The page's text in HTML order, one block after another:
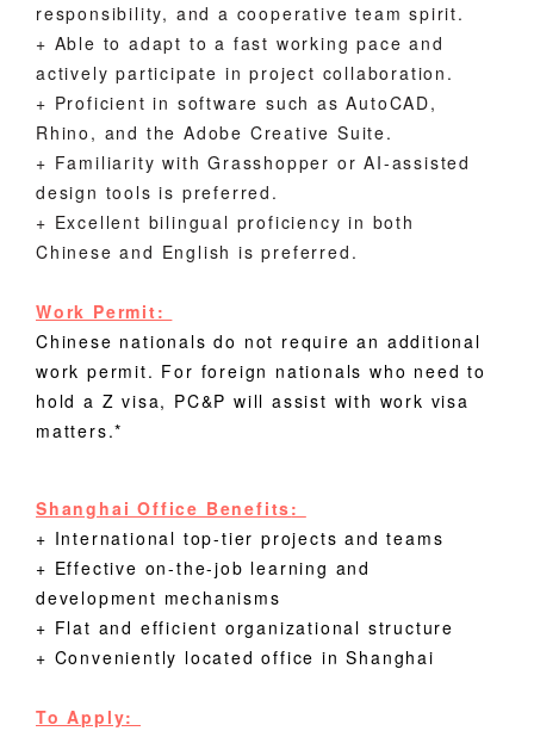
responsibility, and a cooperative team spirit.
+ Able to adapt to a fast working pace and
actively participate in project collaboration.
+ Proficient in software such as AutoCAD,
Rhino, and the Adobe Creative Suite.
+ Familiarity with Grasshopper or AI-assisted
design tools is preferred.
+ Excellent bilingual proficiency in both
Chinese and English is preferred.
Work Permit:
Chinese nationals do not require an additional
work permit. For foreign nationals who need to
hold a Z visa, PC&P will assist with work visa
matters.*
Shanghai Office Benefits:
+ International top-tier projects and teams
+ Effective on-the-job learning and
development mechanisms
+ Flat and efficient organizational structure
+ Conveniently located office in Shanghai
To Apply: